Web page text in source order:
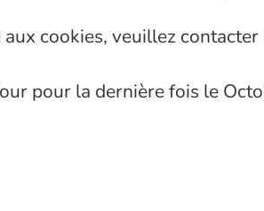
cookies, veuillez
pour la dernière fois le